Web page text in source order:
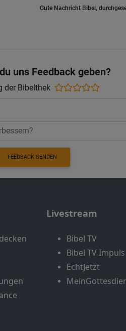
Gute Nachricht Bibel,
uns Feedback geben?
der Bibelthek
FEEDBACK SENDEN
Livestream
Bibel TV
Bibel TV Impuls
EchtJetzt